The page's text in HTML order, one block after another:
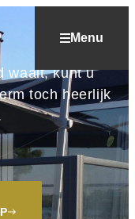
Menu
waait, kunt u
toch heerlijk
east